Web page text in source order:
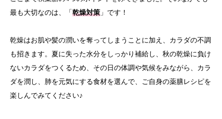
最も大切なのは、「乾燥対策 」です！
乾燥はお肌や髪の潤いを奪ってしまうことに加え、カラダの不調
も招きます。夏に失った水分をしっかり補給し、秋の乾燥に負け
ないカラダをつくるため、その日の体調や気候をみながら、カラ
ダを潤し、肺を元気にする食材を選んで、ご自身の薬膳レシピを
楽しんでみてください♪